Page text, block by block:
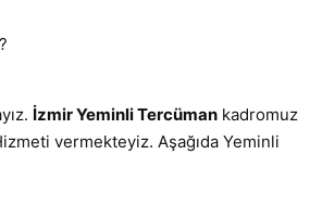
İzmir Yeminli Tercüman kadromuz
vermekteyiz. Aşağıda Yeminli